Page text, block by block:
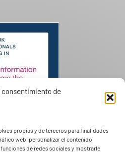
consentimiento de
propias y de terceros para finalidades
web, personalizar el contenido
de redes sociales y mostrarle
EN CAMELLO